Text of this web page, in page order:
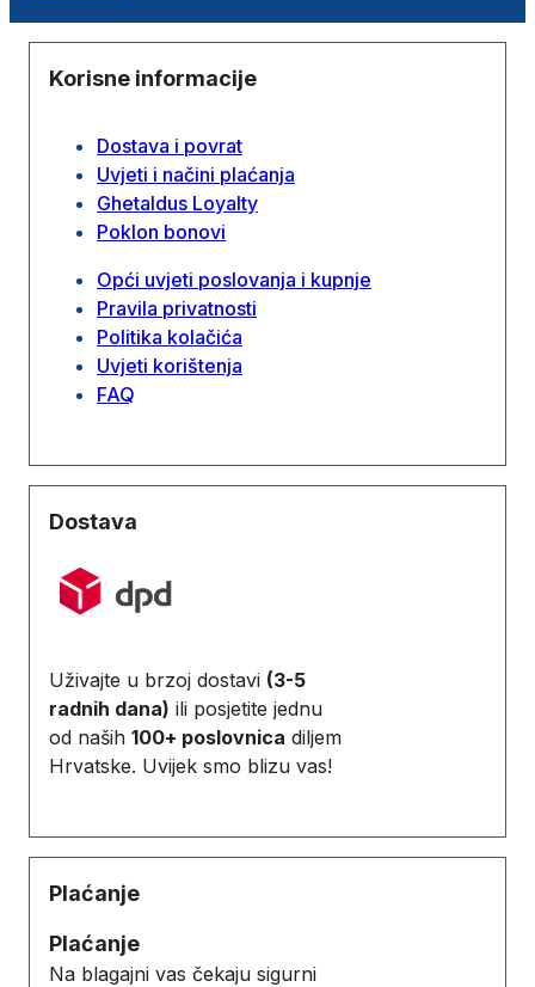
Korisne informacije
Dostava i povrat
Uvjeti i načini plaćanja
Ghetaldus Loyalty
Poklon bonovi
Opći uvjeti poslovanja i kupnje
Pravila privatnosti
Politika kolačića
Uvjeti korištenja
FAQ
Dostava
Uživajte u brzoj dostavi (3-5
radnih dana) ili posjetite jednu
od naših 100+ poslovnica diljem
Hrvatske. Uvijek smo blizu vas!
Plaćanje
Plaćanje
Na blagajni vas čekaju sigurni